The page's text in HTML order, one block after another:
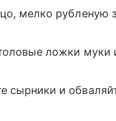
мелко рубленую
ложки муки
сырники и